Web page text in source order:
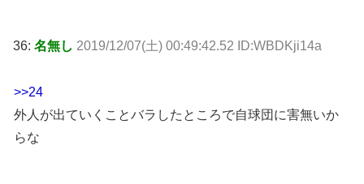
36: 名無し 2019/12/07(土) 00:49:42.52 ID:WBDKji14a
>>24
外人が出ていくことバラしたところで自球団に害無いか
らな